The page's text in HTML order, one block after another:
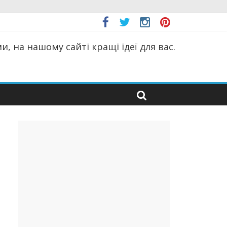
на нашому сайті кращі ідеї для вас.